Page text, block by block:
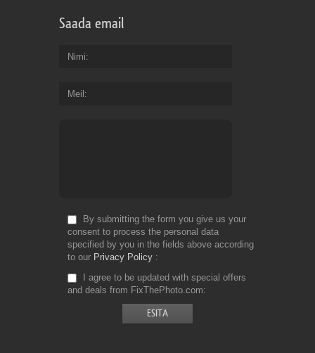
Saada email
Nimi
Meil
By submitting the form you give us your
consent to process the personal data
specified by you in the fields above according
to our Privacy Policy
I agree to be updated with special offers
and deals from FixThePhoto.com